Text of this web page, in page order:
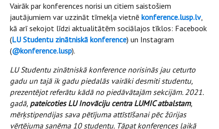
Vairāk par konferences norisi un citiem saistošiem
jautājumiem var uzzināt tīmekļa vietnē konference.lusp.lv,
kā arī sekojot līdzi aktualitātēm sociālajos tīklos: Facebook
(LU Studentu zinātniskā konference) un Instagram
(@konference.lusp).
LU Studentu zinātniskā konference norisinās jau ceturto
gadu un tajā ik gadu piedalās vairāki desmiti studentu,
prezentējot referātu kādā no piedāvātajām sekcijām. 2021.
gadā, pateicoties LU Inovāciju centra LUMIC atbalstam,
mērķstipendijas sava pētījuma attīstīšanai pēc žūrijas
vērtējuma saņēma 10 studentu. Tāpat konferences laikā